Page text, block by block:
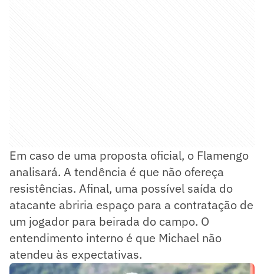
Em caso de uma proposta oficial, o Flamengo
analisará. A tendência é que não ofereça
resistências. Afinal, uma possível saída do
atacante abriria espaço para a contratação de
um jogador para beirada do campo. O
entendimento interno é que Michael não
atendeu às expectativas.